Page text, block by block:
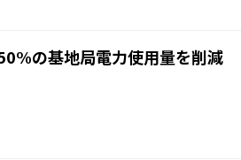
の基地局電力使用量を削減